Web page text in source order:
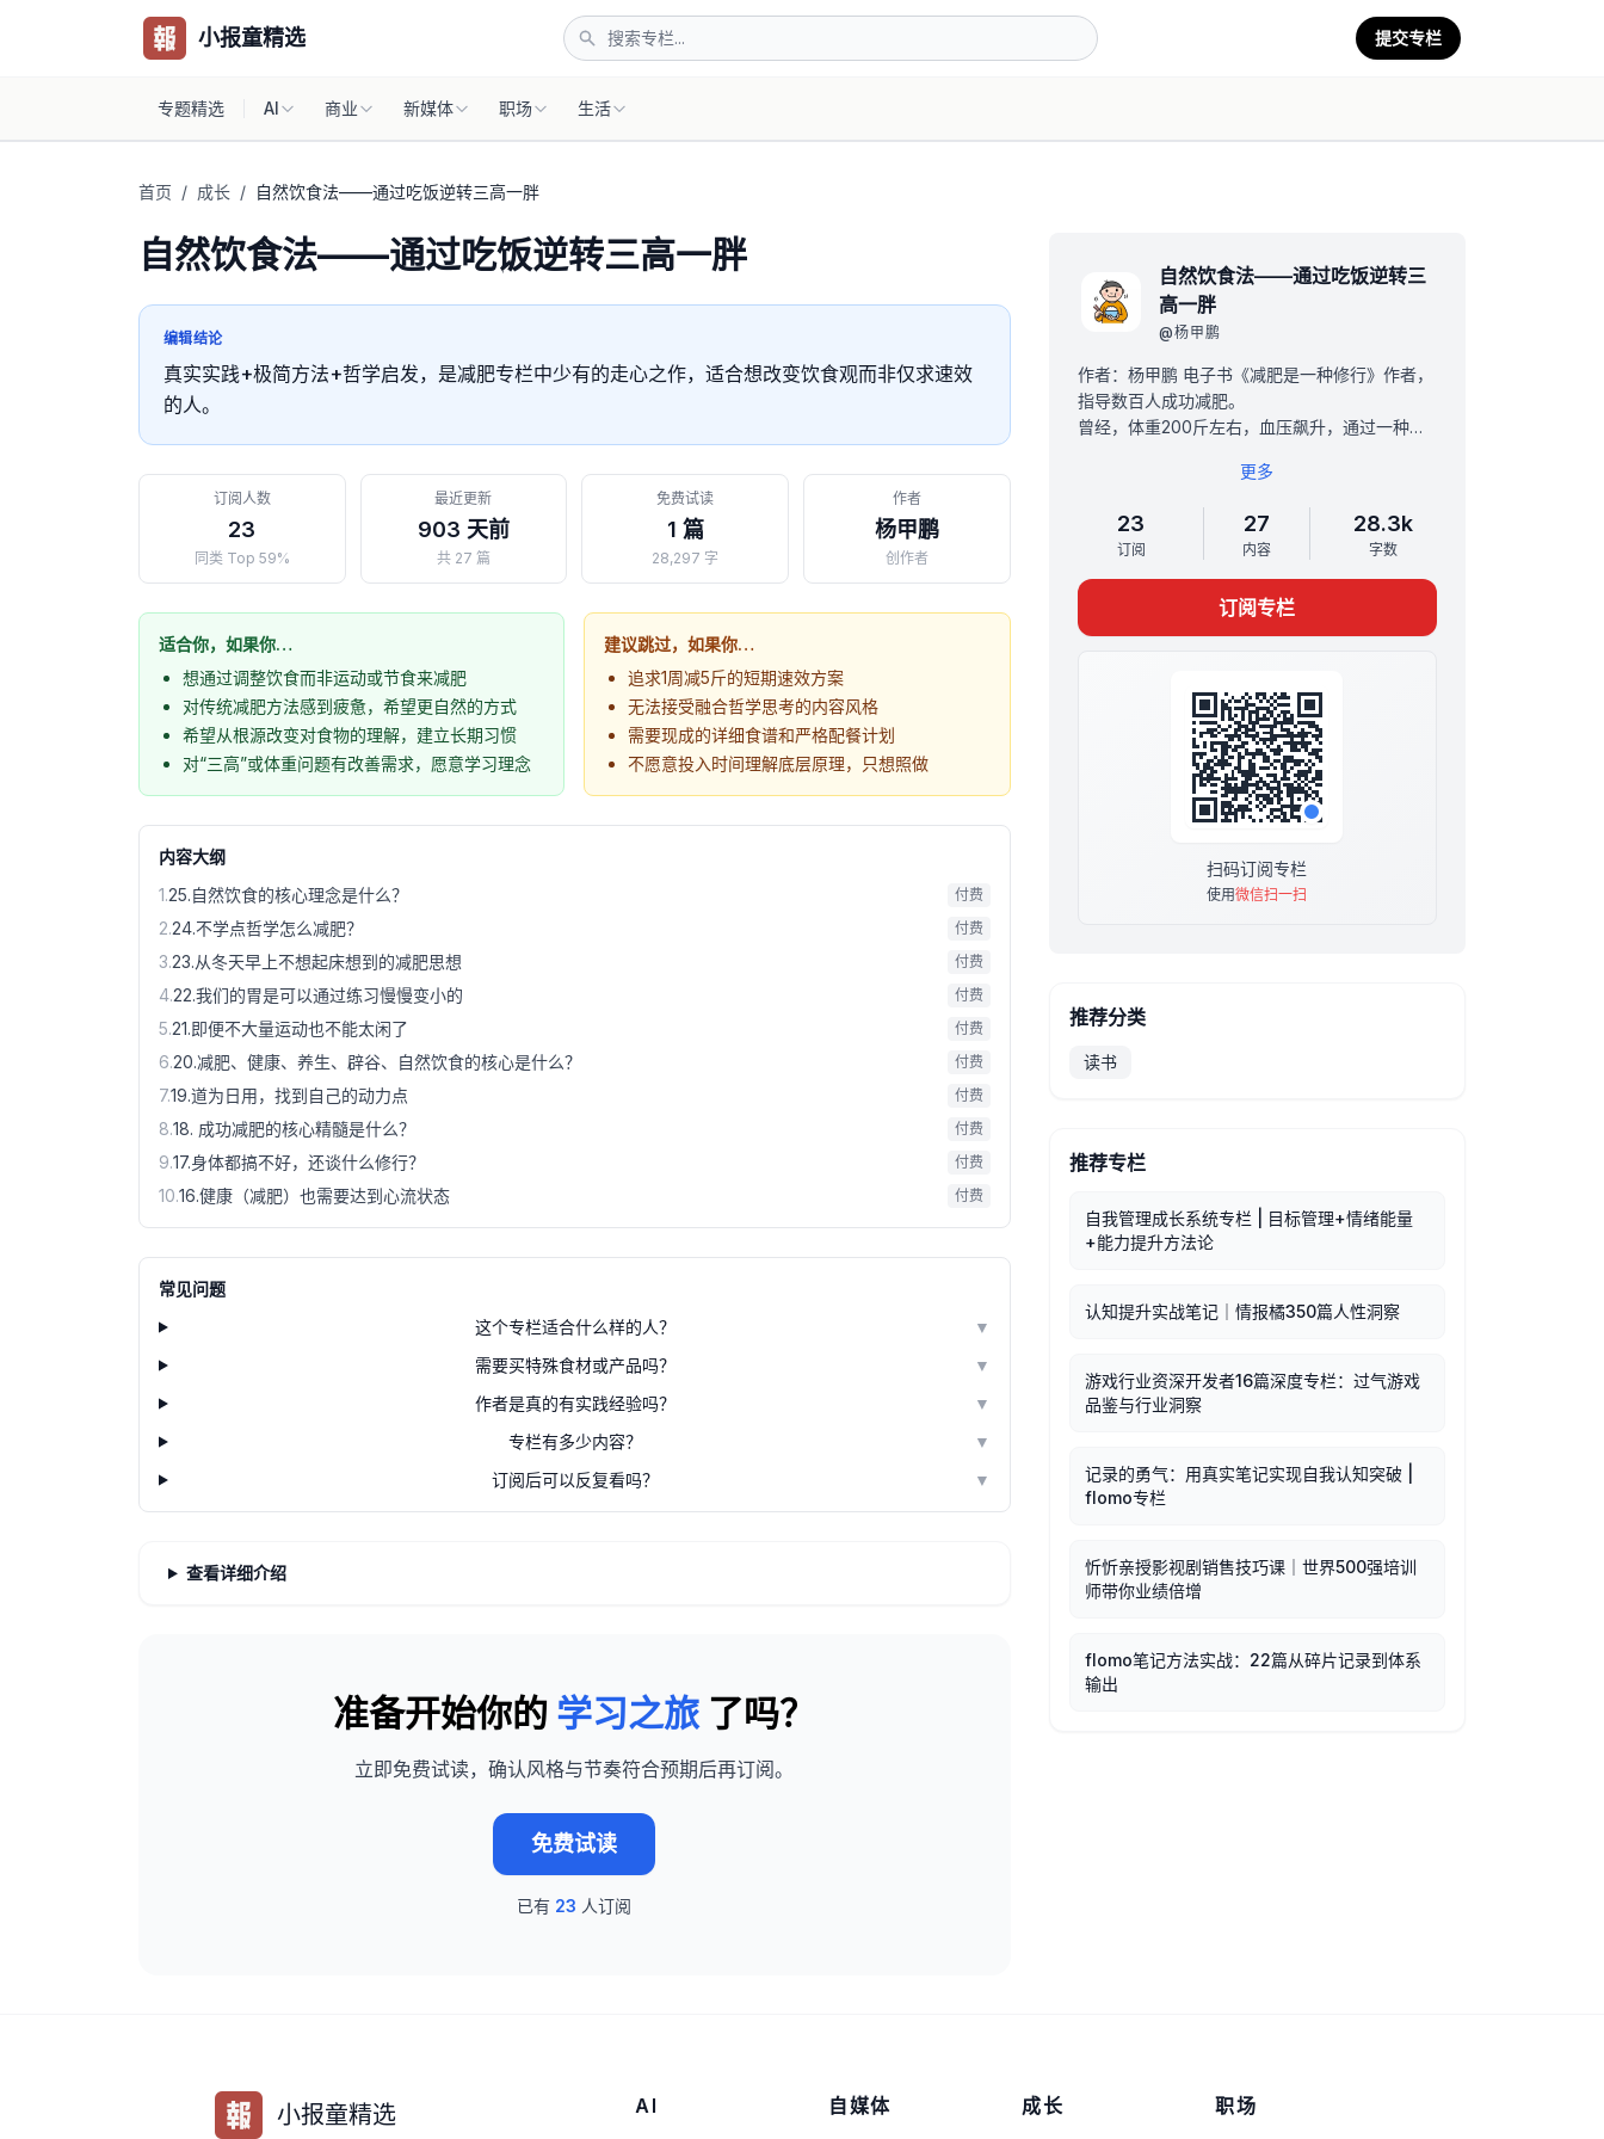
小报童精选 提交专栏
专题精选 AI 商业 新媒体 职场 生活
首页 / 成长 / 自然饮食法——通过吃饭逆转三高一胖
自然饮食法——通过吃饭逆转三高一胖
编辑结论
真实实践+极简方法+哲学启发，是减肥专栏中少有的走心之作，适合想改变饮食观而非仅求速效
的人。
订阅人数
23
同类 Top 59%
最近更新
903 天前
共 27 篇
免费试读
1 篇
28,297 字
作者
杨甲鹏
创作者
适合你，如果你…
想通过调整饮食而非运动或节食来减肥
对传统减肥方法感到疲惫，希望更自然的方式
希望从根源改变对食物的理解，建立长期习惯
对“三高”或体重问题有改善需求，愿意学习理念
建议跳过，如果你…
追求1周减5斤的短期速效方案
无法接受融合哲学思考的内容风格
需要现成的详细食谱和严格配餐计划
不愿意投入时间理解底层原理，只想照做
内容大纲
1.25.自然饮食的核心理念是什么？ 付费
2.24.不学点哲学怎么减肥？ 付费
3.23.从冬天早上不想起床想到的减肥思想 付费
4.22.我们的胃是可以通过练习慢慢变小的 付费
5.21.即便不大量运动也不能太闲了 付费
6.20.减肥、健康、养生、辟谷、自然饮食的核心是什么？ 付费
7.19.道为日用，找到自己的动力点 付费
8.18. 成功减肥的核心精髓是什么？ 付费
9.17.身体都搞不好，还谈什么修行？ 付费
10.16.健康（减肥）也需要达到心流状态 付费
常见问题
这个专栏适合什么样的人？
▼
需要买特殊食材或产品吗？
▼
作者是真的有实践经验吗？
▼
专栏有多少内容？
▼
订阅后可以反复看吗？
▼
查看详细介绍
准备开始你的 学习之旅 了吗？
立即免费试读，确认风格与节奏符合预期后再订阅。
免费试读
已有 23 人订阅
自然饮食法——通过吃饭逆转三
高一胖
@杨甲鹏
作者：杨甲鹏 电子书《减肥是一种修行》作者，
指导数百人成功减肥。
曾经，体重200斤左右，血压飙升，通过一种特
又研究了市面上的各种饮食方法，最后总结出一
套行之有效的自然饮食法。
宗旨就是通过吃饭逆转三高一胖，不配餐、不大
量运动、不吃特殊东西。另外，不只是谈论饮食
和减肥，更主要的是由食入道。
原价199元，限时29.9元，满10人涨价10元，一
次性买断。订阅后加我微信：1376996779，进
更多
23
订阅
27
内容
28.3k
字数
订阅专栏
扫码订阅专栏
使用微信扫一扫
推荐分类
读书
推荐专栏
自我管理成长系统专栏 | 目标管理+情绪能量
+能力提升方法论
认知提升实战笔记｜情报橘350篇人性洞察
游戏行业资深开发者16篇深度专栏：过气游戏
品鉴与行业洞察
记录的勇气：用真实笔记实现自我认知突破 |
flomo专栏
忻忻亲授影视剧销售技巧课｜世界500强培训
师带你业绩倍增
flomo笔记方法实战：22篇从碎片记录到体系
输出
小报童精选
AI
自媒体
成长
职场